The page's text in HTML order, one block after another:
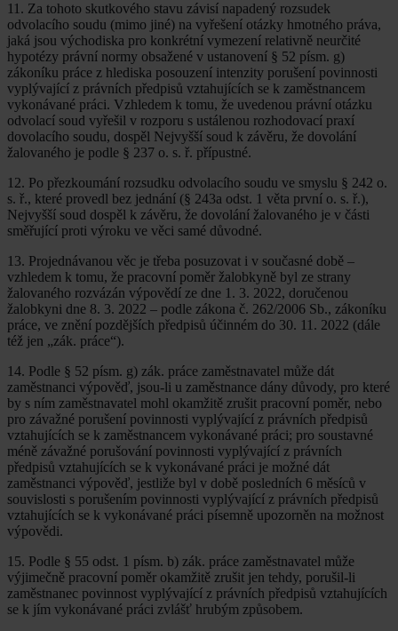
11. Za tohoto skutkového stavu závisí napadený rozsudek
odvolacího soudu (mimo jiné) na vyřešení otázky hmotného práva,
jaká jsou východiska pro konkrétní vymezení relativně neurčité
hypotézy právní normy obsažené v ustanovení § 52 písm. g)
zákoníku práce z hlediska posouzení intenzity porušení povinnosti
vyplývající z právních předpisů vztahujících se k zaměstnancem
vykonávané práci. Vzhledem k tomu, že uvedenou právní otázku
odvolací soud vyřešil v rozporu s ustálenou rozhodovací praxí
dovolacího soudu, dospěl Nejvyšší soud k závěru, že dovolání
žalovaného je podle § 237 o. s. ř. přípustné.
12. Po přezkoumání rozsudku odvolacího soudu ve smyslu § 242 o.
s. ř., které provedl bez jednání (§ 243a odst. 1 věta první o. s. ř.),
Nejvyšší soud dospěl k závěru, že dovolání žalovaného je v části
směřující proti výroku ve věci samé důvodné.
13. Projednávanou věc je třeba posuzovat i v současné době –
vzhledem k tomu, že pracovní poměr žalobkyně byl ze strany
žalovaného rozvázán výpovědí ze dne 1. 3. 2022, doručenou
žalobkyni dne 8. 3. 2022 – podle zákona č. 262/2006 Sb., zákoníku
práce, ve znění pozdějších předpisů účinném do 30. 11. 2022 (dále
též jen „zák. práce“).
14. Podle § 52 písm. g) zák. práce zaměstnavatel může dát
zaměstnanci výpověď, jsou-li u zaměstnance dány důvody, pro které
by s ním zaměstnavatel mohl okamžitě zrušit pracovní poměr, nebo
pro závažné porušení povinnosti vyplývající z právních předpisů
vztahujících se k zaměstnancem vykonávané práci; pro soustavné
méně závažné porušování povinnosti vyplývající z právních
předpisů vztahujících se k vykonávané práci je možné dát
zaměstnanci výpověď, jestliže byl v době posledních 6 měsíců v
souvislosti s porušením povinnosti vyplývající z právních předpisů
vztahujících se k vykonávané práci písemně upozorněn na možnost
výpovědi.
15. Podle § 55 odst. 1 písm. b) zák. práce zaměstnavatel může
výjimečně pracovní poměr okamžitě zrušit jen tehdy, porušil-li
zaměstnanec povinnost vyplývající z právních předpisů vztahujících
se k jím vykonávané práci zvlášť hrubým způsobem.